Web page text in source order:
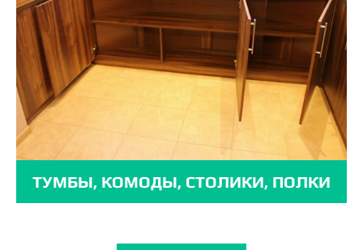
ТУМБЫ, КОМОДЫ, СТОЛИКИ, ПОЛКИ